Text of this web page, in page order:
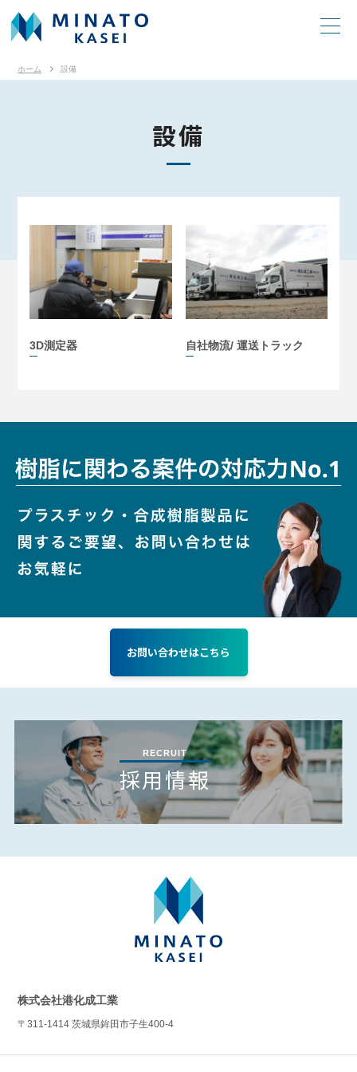
ホーム 設備
設備
3D測定器 自社物流/ 運送トラック
お問い合わせはこちら
RECRUIT
採用情報
株式会社港化成工業
〒311-1414 茨城県鉾田市子生400-4